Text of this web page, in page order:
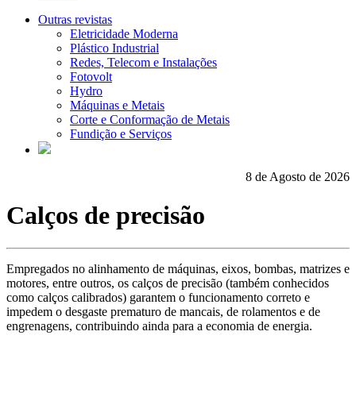
Outras revistas
Eletricidade Moderna
Plástico Industrial
Redes, Telecom e Instalações
Fotovolt
Hydro
Máquinas e Metais
Corte e Conformação de Metais
Fundição e Serviços
8 de Agosto de 2026
Calços de precisão
Empregados no alinhamento de máquinas, eixos, bombas, matrizes e
motores, entre outros, os calços de precisão (também conhecidos
como calços calibrados) garantem o funcionamento correto e
impedem o desgaste prematuro de mancais, de rolamentos e de
engrenagens, contribuindo ainda para a economia de energia.